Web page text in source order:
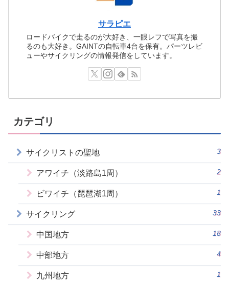
サラピエ
ロードバイクで走るのが大好き、一眼レフで写真を撮
るのも大好き。GAINTの自転車4台を保有。パーツレビ
ューやサイクリングの情報発信をしています。
カテゴリ
サイクリストの聖地 3
アワイチ（淡路島1周） 2
ビワイチ（琵琶湖1周） 1
サイクリング 33
中国地方 18
中部地方 4
九州地方 1